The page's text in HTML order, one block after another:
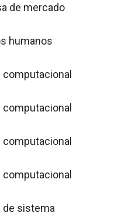
de mercado
humanos
computacional
computacional
computacional
computacional
de sistema